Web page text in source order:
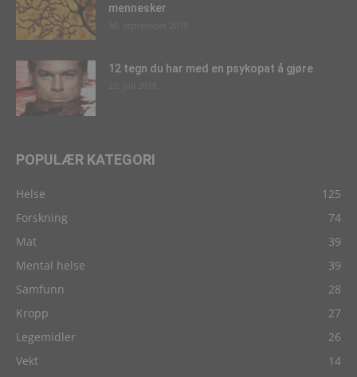
mennesker
12 tegn du har med en psykopat å gjøre
POPULÆR KATEGORI
Helse
125
Forskning
74
Mat
39
Mental helse
39
Samfunn
28
Kropp
27
Legemidler
26
Vekt
14